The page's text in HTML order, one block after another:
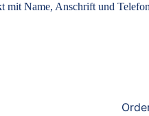
mit Name, Anschrift und